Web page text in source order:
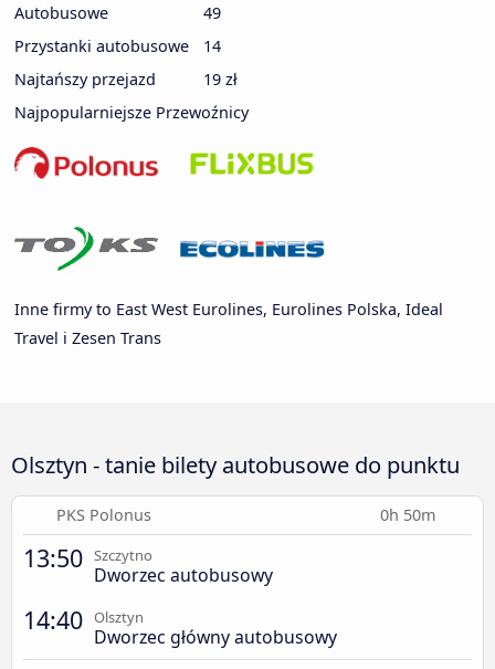
Autobusowe
49
Przystanki autobusowe
14
Najtańszy przejazd
19 zł
Najpopularniejsze Przewoźnicy
Inne firmy to East West Eurolines, Eurolines Polska, Ideal
Travel i Zesen Trans
Olsztyn - tanie bilety autobusowe do punktu
PKS Polonus 0h 50m
13:50 Szczytno
Dworzec autobusowy
14:40 Olsztyn
Dworzec główny autobusowy